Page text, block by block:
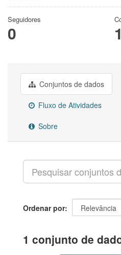
Seguidores
0 1
Conjuntos de dados
Fluxo de Atividades
Sobre
Ordenar por
1 conjunto de